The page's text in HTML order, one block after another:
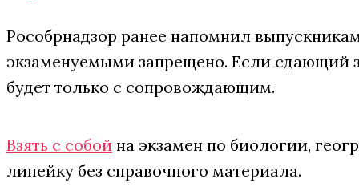
Рособрнадзор ранее напомнил
экзаменуемыми запрещено. Если сдающий
будет только с сопровождающим.
Взять с собой на экзамен по биологии,
линейку без справочного материала.